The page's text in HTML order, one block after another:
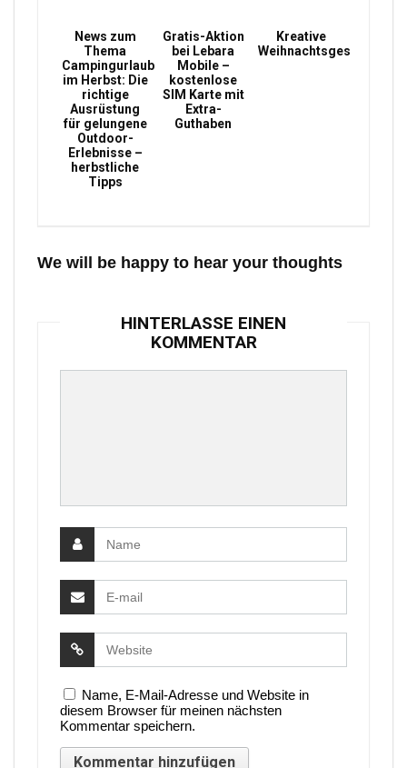
News zum
Thema
Campingurlaub
im Herbst: Die
richtige
Ausrüstung
für gelungene
Outdoor-
Erlebnisse –
herbstliche
Tipps
Gratis-Aktion
bei Lebara
Mobile –
kostenlose
SIM Karte mit
Extra-
Guthaben
Kreative
Weihnachtsgeschenke
We will be happy to hear your thoughts
HINTERLASSE EINEN
KOMMENTAR
Name, E-Mail-Adresse und Website in
diesem Browser für meinen nächsten
Kommentar speichern.